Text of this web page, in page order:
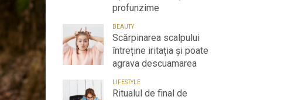
profunzime
BEAUTY
Scărpinarea scalpului
întreține iritația și poate
agrava descuamarea
LIFESTYLE
Ritualul de final de